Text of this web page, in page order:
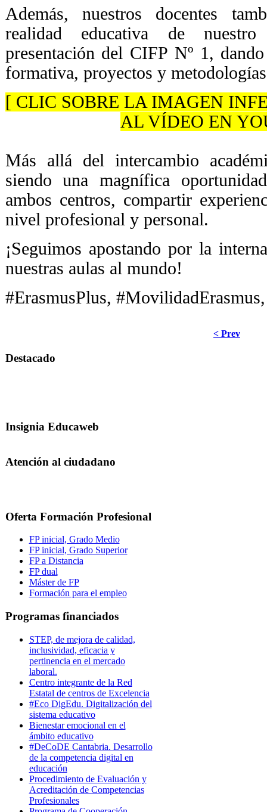
Además, nuestros docentes
realidad educativa de
presentación del CIFP Nº 1,
formativa, proyectos y
[ CLIC SOBRE LA IMAGEN
AL VÍDEO EN
Más allá del intercambio
siendo una magnífica
ambos centros, compartir
nivel profesional y personal.
¡Seguimos apostando por la
nuestras aulas al mundo!
#ErasmusPlus,
< Prev
Destacado
Insignia Educaweb
Atención al ciudadano
Oferta Formación Profesional
FP inicial, Grado Medio
FP inicial, Grado Superior
FP a Distancia
FP dual
Máster de FP
Formación para el empleo
Programas financiados
STEP, de mejora de calidad,
inclusividad, eficacia y
pertinencia en el mercado
laboral.
Centro integrante de la Red
Estatal de centros de Excelencia
#Eco DigEdu. Digitalización del
sistema educativo
Bienestar emocional en el
ámbito educativo
#DeCoDE Cantabria. Desarrollo
de la competencia digital en
educación
Procedimiento de Evaluación y
Acreditación de Competencias
Profesionales